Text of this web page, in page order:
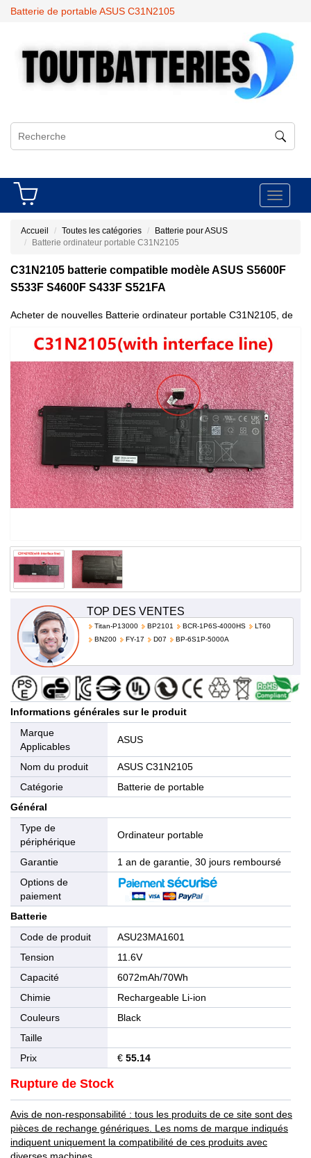
Batterie de portable ASUS C31N2105
Toggle
Accueil Toutes les catégories
Batterie pour ASUS
Batterie ordinateur portable C31N2105
C31N2105 batterie compatible modèle ASUS S5600F
S533F S4600F S433F S521FA
Acheter de nouvelles Batterie ordinateur portable C31N2105, de
haute qualité et à bas prix!
TOP DES VENTES
Titan-P13000 BP2101 BCR-1P6S-4000HS
LT60
BN200
FY-17 D07 BP-6S1P-5000A
Informations générales sur le produit
Marque
Applicables
ASUS
Nom du produit
ASUS C31N2105
Catégorie
Batterie de portable
Général
Type de
périphérique
Ordinateur portable
Garantie
1 an de garantie, 30 jours remboursé
Options de
paiement
Batterie
Code de produit
ASU23MA1601
Tension
11.6V
Capacité
6072mAh/70Wh
Chimie
Rechargeable Li-ion
Couleurs
Black
Taille
Prix
€ 55.14
Rupture de Stock
Avis de non-responsabilité : tous les produits de ce site sont des
pièces de rechange génériques. Les noms de marque indiqués
indiquent uniquement la compatibilité de ces produits avec